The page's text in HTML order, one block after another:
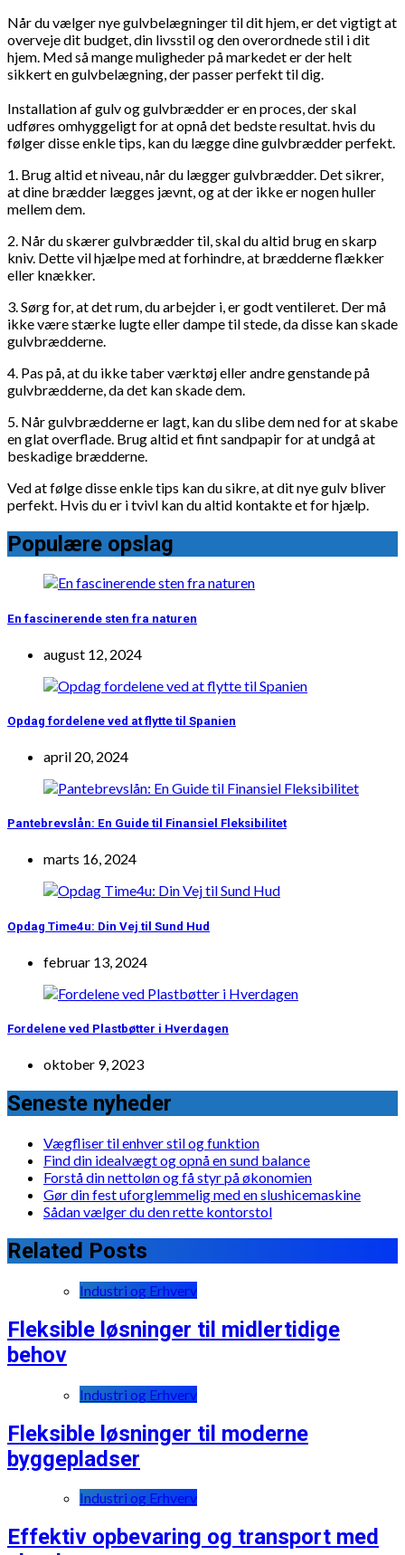
Når du vælger nye gulvbelægninger til dit hjem, er det vigtigt at
overveje dit budget, din livsstil og den overordnede stil i dit
hjem. Med så mange muligheder på markedet er der helt
sikkert en gulvbelægning, der passer perfekt til dig.
Installation af gulv og gulvbrædder er en proces, der skal
udføres omhyggeligt for at opnå det bedste resultat. hvis du
følger disse enkle tips, kan du lægge dine gulvbrædder perfekt.
1. Brug altid et niveau, når du lægger gulvbrædder. Det sikrer,
at dine brædder lægges jævnt, og at der ikke er nogen huller
mellem dem.
2. Når du skærer gulvbrædder til, skal du altid brug en skarp
kniv. Dette vil hjælpe med at forhindre, at brædderne flækker
eller knækker.
3. Sørg for, at det rum, du arbejder i, er godt ventileret. Der må
ikke være stærke lugte eller dampe til stede, da disse kan skade
gulvbrædderne.
4. Pas på, at du ikke taber værktøj eller andre genstande på
gulvbrædderne, da det kan skade dem.
5. Når gulvbrædderne er lagt, kan du slibe dem ned for at skabe
en glat overflade. Brug altid et fint sandpapir for at undgå at
beskadige brædderne.
Ved at følge disse enkle tips kan du sikre, at dit nye gulv bliver
perfekt. Hvis du er i tvivl kan du altid kontakte etfor hjælp.
Populære opslag
En fascinerende sten fra naturen
august 12, 2024
Opdag fordelene ved at flytte til Spanien
april 20, 2024
Pantebrevslån: En Guide til Finansiel Fleksibilitet
marts 16, 2024
Opdag Time4u: Din Vej til Sund Hud
februar 13, 2024
Fordelene ved Plastbøtter i Hverdagen
oktober 9, 2023
Seneste nyheder
Vægfliser til enhver stil og funktion
Find din idealvægt og opnå en sund balance
Forstå din nettoløn og få styr på økonomien
Gør din fest uforglemmelig med en slushicemaskine
Sådan vælger du den rette kontorstol
Related Posts
Industri og Erhverv
Fleksible løsninger til midlertidige
behov
Industri og Erhverv
Fleksible løsninger til moderne
byggepladser
Industri og Erhverv
Effektiv opbevaring og transport med